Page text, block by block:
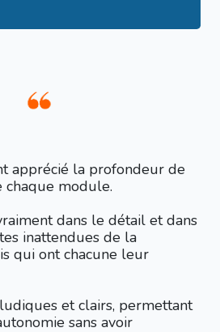
apprécié la profondeur de
chaque module.
dans le détail et dans
inattendues de la
qui ont chacune leur
et clairs, permettant
sans avoir